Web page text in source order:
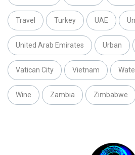
Travel Turkey UAE
United Arab Emirates Urban
Vatican City Vietnam
Wine Zambia Zimbabwe